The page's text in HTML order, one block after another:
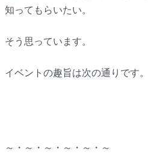
知ってもらいたい。
そう思っています。
イベントの趣旨は次の通りです。
～・～・～・～・～・～